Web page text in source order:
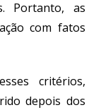
Portanto, as
com fatos
critérios,
depois dos